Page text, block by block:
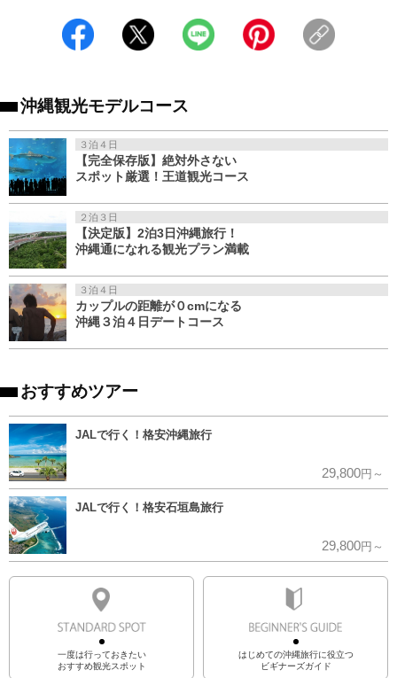
沖縄観光モデルコース
３泊４日
【完全保存版】絶対外さない
スポット厳選！王道観光コース
２泊３日
【決定版】2泊3日沖縄旅行！
沖縄通になれる観光プラン満載
３泊４日
カップルの距離が０cmになる
沖縄３泊４日デートコース
おすすめツアー
JALで行く！格安沖縄旅行
29,800円～
JALで行く！格安石垣島旅行
29,800円～
一度は行っておきたい
おすすめ観光スポット
はじめての沖縄旅行に役立つ
ビギナーズガイド